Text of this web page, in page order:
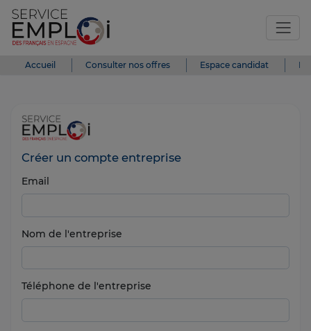
Accueil Consulter nos offres Espace candidat
Créer un compte entreprise
Email
Nom de l'entreprise
Téléphone de l'entreprise